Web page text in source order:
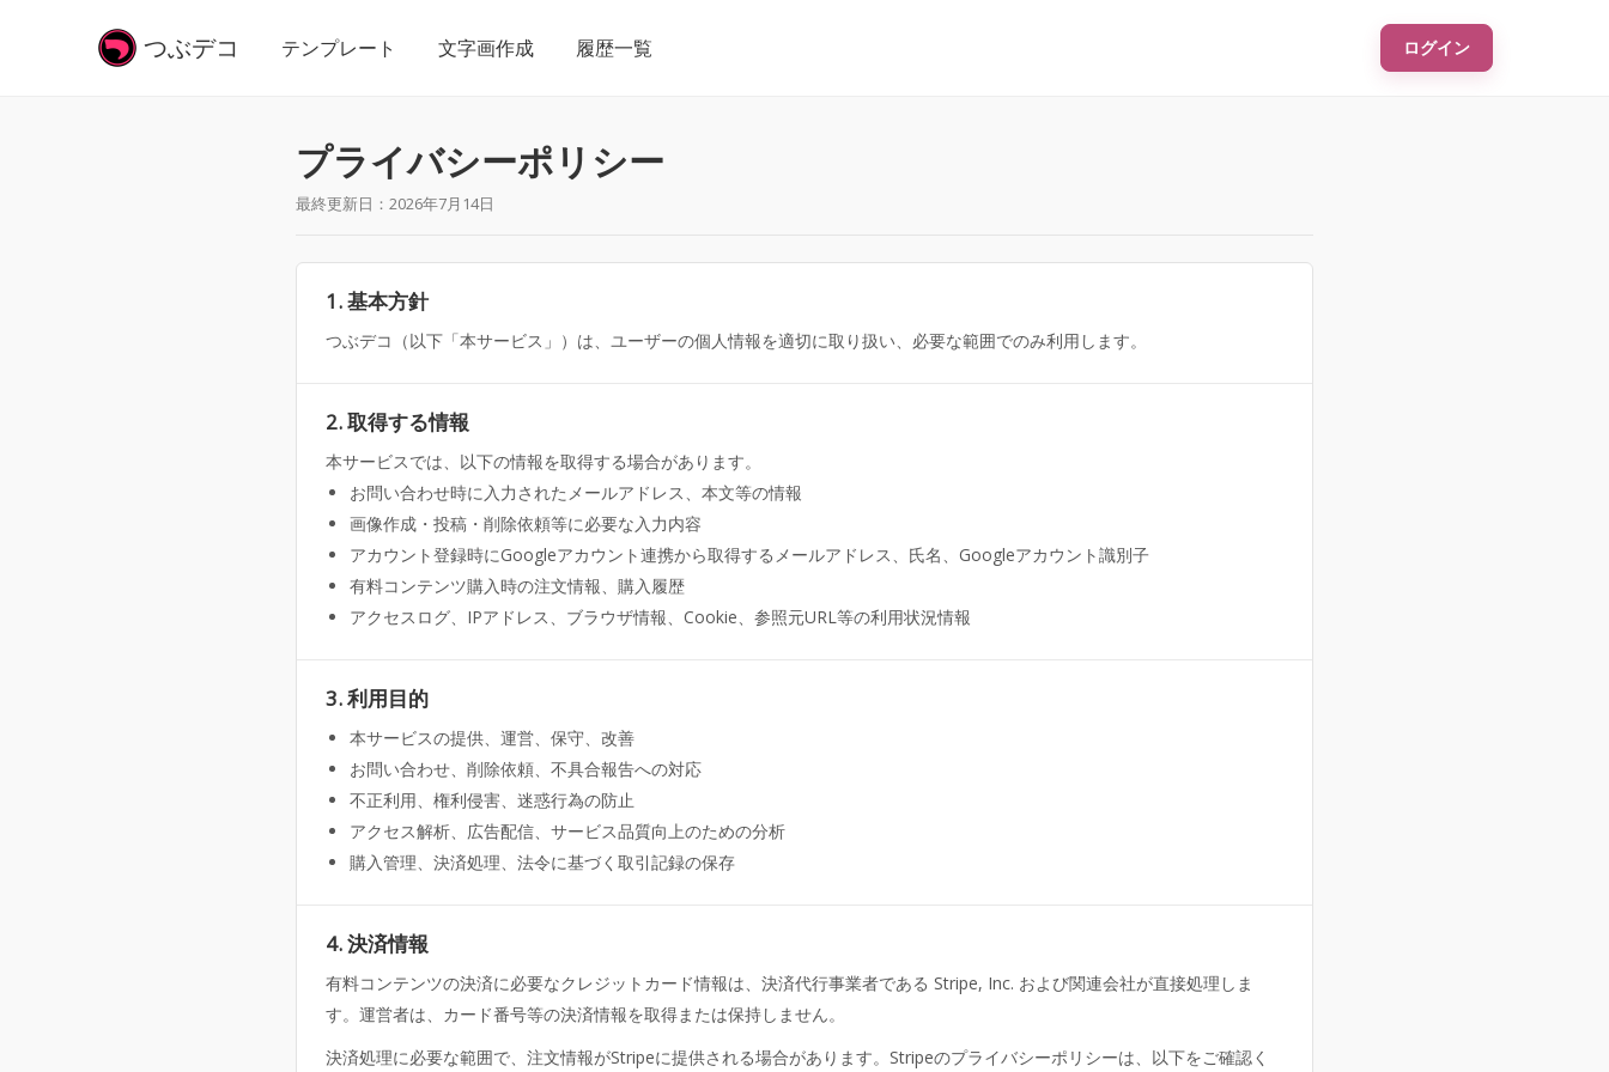
つぶデコ テンプレート 文字画作成 履歴一覧 ログイン
プライバシーポリシー
最終更新日：2026年7月14日
1. 基本方針
つぶデコ（以下「本サービス」）は、ユーザーの個人情報を適切に取り扱い、必要な範囲でのみ利用します。
2. 取得する情報
本サービスでは、以下の情報を取得する場合があります。
お問い合わせ時に入力されたメールアドレス、本文等の情報
画像作成・投稿・削除依頼等に必要な入力内容
アカウント登録時にGoogleアカウント連携から取得するメールアドレス、氏名、Googleアカウント識別子
有料コンテンツ購入時の注文情報、購入履歴
アクセスログ、IPアドレス、ブラウザ情報、Cookie、参照元URL等の利用状況情報
3. 利用目的
本サービスの提供、運営、保守、改善
お問い合わせ、削除依頼、不具合報告への対応
不正利用、権利侵害、迷惑行為の防止
アクセス解析、広告配信、サービス品質向上のための分析
購入管理、決済処理、法令に基づく取引記録の保存
4. 決済情報
有料コンテンツの決済に必要なクレジットカード情報は、決済代行事業者である Stripe, Inc. および関連会社が直接処理しま
す。運営者は、カード番号等の決済情報を取得または保持しません。
決済処理に必要な範囲で、注文情報がStripeに提供される場合があります。Stripeのプライバシーポリシーは、以下をご確認く